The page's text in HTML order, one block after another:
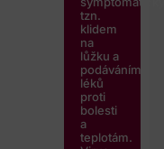
tzn.
klidem
na
lůžku a
podáváním
léků
proti
bolesti
a
teplotám.